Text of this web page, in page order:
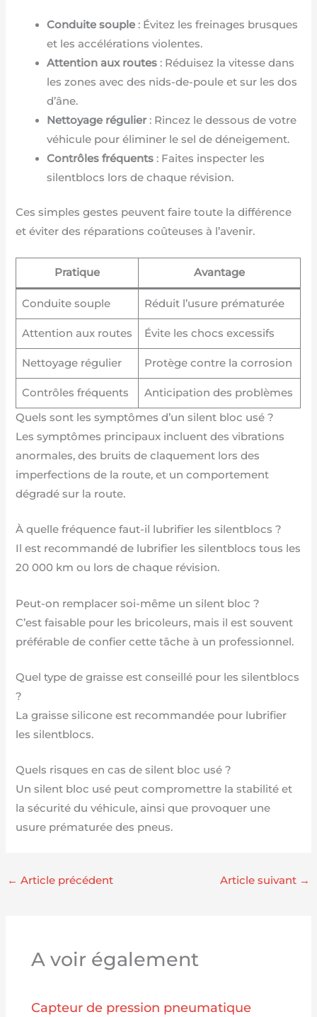
Conduite souple : Évitez les freinages brusques
et les accélérations violentes.
Attention aux routes : Réduisez la vitesse dans
les zones avec des nids-de-poule et sur les dos
d’âne.
Nettoyage régulier: Rincez le dessous de votre
véhicule pour éliminer le sel de déneigement.
Contrôles fréquents : Faites inspecter les
silentblocs lors de chaque révision.
Ces simples gestes peuvent faire toute la différence
et éviter des réparations coûteuses à l’avenir.
Pratique Avantage
Conduite souple Réduit l’usure prématurée
Attention aux routes Évite les chocs excessifs
Nettoyage régulier Protège contre la corrosion
Contrôles fréquents
Anticipation des problèmes
Quels sont les symptômes d’un silent bloc usé ?
Les symptômes principaux incluent des vibrations
anormales, des bruits de claquement lors des
imperfections de la route, et un comportement
dégradé sur la route.
À quelle fréquence faut-il lubrifier les silentblocs ?
Il est recommandé de lubrifier les silentblocs tous les
20 000 km ou lors de chaque révision.
Peut-on remplacer soi-même un silent bloc ?
C’est faisable pour les bricoleurs, mais il est souvent
préférable de confier cette tâche à un professionnel.
Quel type de graisse est conseillé pour les silentblocs
?
La graisse silicone est recommandée pour lubrifier
les silentblocs.
Quels risques en cas de silent bloc usé ?
Un silent bloc usé peut compromettre la stabilité et
la sécurité du véhicule, ainsi que provoquer une
usure prématurée des pneus.
← Article précédent Article suivant →
A voir également
Capteur de pression pneumatique